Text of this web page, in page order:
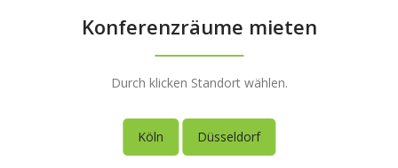
Konferenzräume mieten
Durch klicken Standort wählen.
Köln Düsseldorf